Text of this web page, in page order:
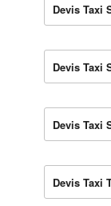
Devis Taxi
Devis Taxi
Devis Taxi
Devis Taxi